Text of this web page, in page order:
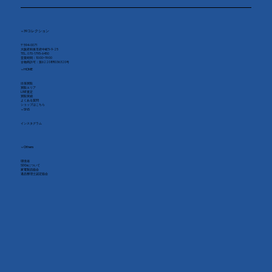
▼ 39コレクション
〒594-0071
大阪府和泉市府中町5-9-25
TEL. 070-1795-6450
​営業時間：10:00~19:00
古物商許可：第62208R036320号
▼ HOME
出張買取
買取エリア
LINE査定
買取実績
よくある質問
​ショップはこちら
▼ SNS
インスタグラム
​▼ Others
環境省
SDGsについて
家電製品協会
​遺品整理士認定協会